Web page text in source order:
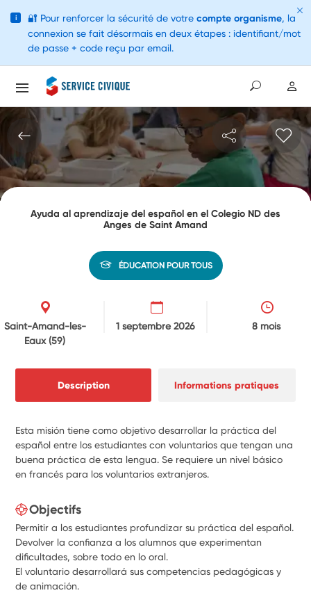
Ayuda al aprendizaje del español en el Colegio ND des
Anges de Saint Amand
ÉDUCATION POUR TOUS
Saint-Amand-les-
Eaux(59)
1 septembre 2026 8 mois
Description Informations pratiques
Esta misión tiene como objetivo desarrollar la práctica del
español entre los estudiantes con voluntarios que tengan una
buena práctica de esta lengua. Se requiere un nivel básico
en francés para los voluntarios extranjeros.
Objectifs
Permitir a los estudiantes profundizar su práctica del español.
Devolver la confianza a los alumnos que experimentan
dificultades, sobre todo en lo oral.
El voluntario desarrollará sus competencias pedagógicas y
de animación.
i 🔐 Pour renforcer la sécurité de votre compte organisme, la
connexion se fait désormais en deux étapes : identifiant/mot
de passe + code reçu par email.